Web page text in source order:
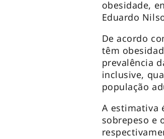
obesidade,
Eduardo
De acordo
têm
prevalência
inclusive,
população
A estimativa
sobrepeso e